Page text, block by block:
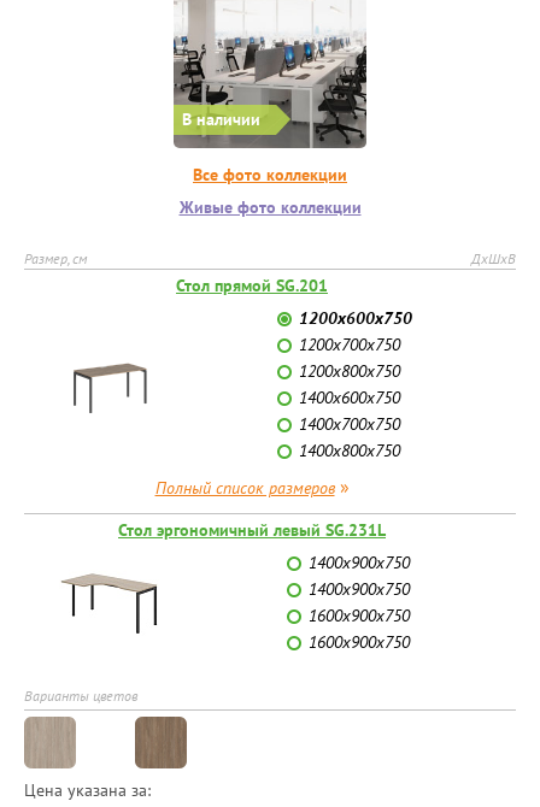
В наличии
Все фото коллекции
Живые фото коллекции
Размер, см ДхШхВ
Стол прямой SG.201
1200х600х750
1200х700х750
1200х800х750
1400х600х750
1400х700х750
1400х800х750
Полный список размеров»
Стол эргономичный левый SG.231L
1400х900х750
1400х900х750
1600х900х750
1600х900х750
Варианты цветов
Цена указана за: